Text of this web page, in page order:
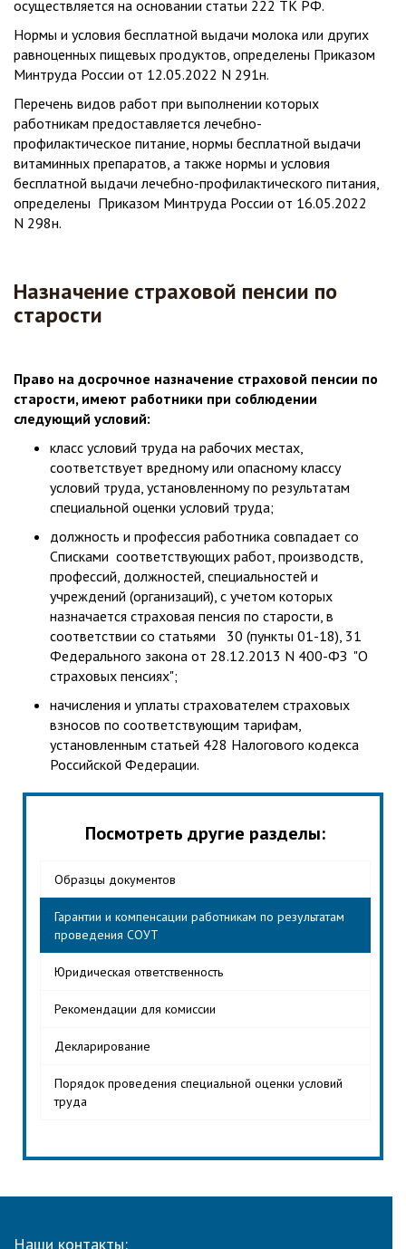
осуществляется на основании статьи 222 ТК РФ.
Нормы и условия бесплатной выдачи молока или других
равноценных пищевых продуктов, определены Приказом
Минтруда России от 12.05.2022 N 291н.
Перечень видов работ при выполнении которых
работникам предоставляется лечебно-
профилактическое питание, нормы бесплатной выдачи
витаминных препаратов, а также нормы и условия
бесплатной выдачи лечебно-профилактического питания,
определены Приказом Минтруда России от 16.05.2022
N 298н.
Назначение страховой пенсии по
старости
Право на досрочное назначение страховой пенсии по
старости, имеют работники при соблюдении
следующий условий:
класс условий труда на рабочих местах,
соответствует вредному или опасному классу
условий труда, установленному по результатам
специальной оценки условий труда;
должность и профессия работника совпадает со
Списками соответствующих работ, производств,
профессий, должностей, специальностей и
учреждений (организаций), с учетом которых
назначается страховая пенсия по старости, в
соответствии со статьями 30 (пункты 01-18), 31
Федерального закона от 28.12.2013 N 400-ФЗ "О
страховых пенсиях";
начисления и уплаты страхователем страховых
взносов по соответствующим тарифам,
установленным статьей 428 Налогового кодекса
Российской Федерации.
Посмотреть другие разделы:
Образцы документов
Гарантии и компенсации работникам по результатам
проведения СОУТ
Юридическая ответственность
Рекомендации для комиссии
Декларирование
Порядок проведения специальной оценки условий
труда
Наши контакты: